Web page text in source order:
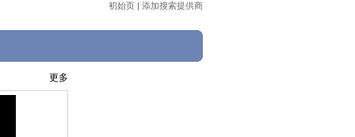
初始页 | 添加搜索提供商
更多